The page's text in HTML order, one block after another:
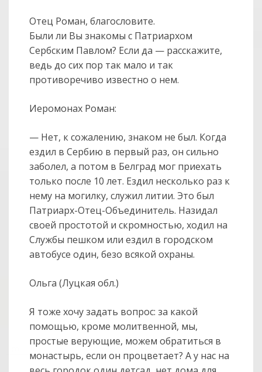
Отец Роман, благословите.
Были ли Вы знакомы с Патриархом
Сербским Павлом? Если да — расскажите,
ведь до сих пор так мало и так
противоречиво известно о нем.
Иеромонах Роман:
— Нет, к сожалению, знаком не был. Когда
ездил в Сербию в первый раз, он сильно
заболел, а потом в Белград мог приехать
только после 10 лет. Ездил несколько раз к
нему на могилку, служил литии. Это был
Патриарх-Отец-Объединитель. Назидал
своей простотой и скромностью, ходил на
Службы пешком или ездил в городском
автобусе один, безо всякой охраны.
Ольга (Луцкая обл.)
Я тоже хочу задать вопрос: за какой
помощью, кроме молитвенной, мы,
простые верующие, можем обратиться в
монастырь, если он процветает? А у нас на